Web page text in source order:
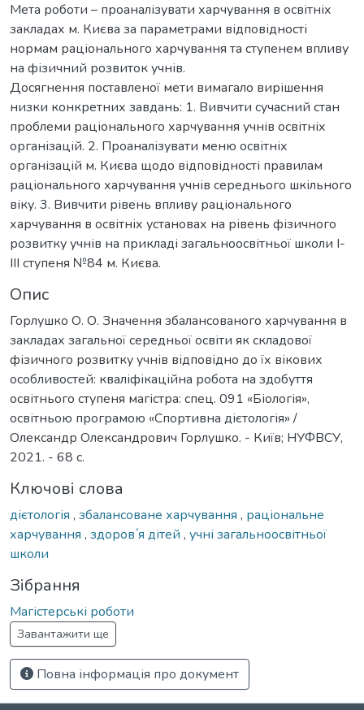
Мета роботи – проаналізувати харчування в освітніх
закладах м. Києва за параметрами відповідності
нормам раціонального харчування та ступенем впливу
на фізичний розвиток учнів.
Досягнення поставленої мети вимагало вирішення
низки конкретних завдань: 1. Вивчити сучасний стан
проблеми раціонального харчування учнів освітніх
організацій. 2. Проаналізувати меню освітніх
організацій м. Києва щодо відповідності правилам
раціонального харчування учнів середнього шкільного
віку. 3. Вивчити рівень впливу раціонального
харчування в освітніх установах на рівень фізичного
розвитку учнів на прикладі загальноосвітньої школи І-
ІІІ ступеня №84 м. Києва.
Опис
Горлушко О. О. Значення збалансованого харчування в
закладах загальної середньої освіти як складової
фізичного розвитку учнів відповідно до їх вікових
особливостей: кваліфікаційна робота на здобуття
освітнього ступеня магістра: спец. 091 «Біологія»,
освітньою програмою «Спортивна дієтологія» /
Олександр Олександрович Горлушко. - Київ; НУФВСУ,
2021. - 68 с.
Ключові слова
дієтологія , збалансоване харчування , раціональне
харчування , здоров´я дітей , учні загальноосвітньої
школи
Зібрання
Магістерські роботи
Завантажити ще
Повна інформація про документ